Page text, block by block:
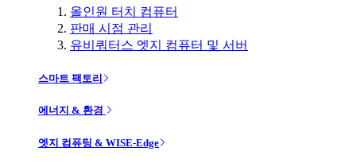
올인원 터치 컴퓨터
판매 시점 관리
유비쿼터스 엣지 컴퓨터 및 서버
스마트 팩토리
에너지 & 환경
엣지 컴퓨팅 & WISE-Edge